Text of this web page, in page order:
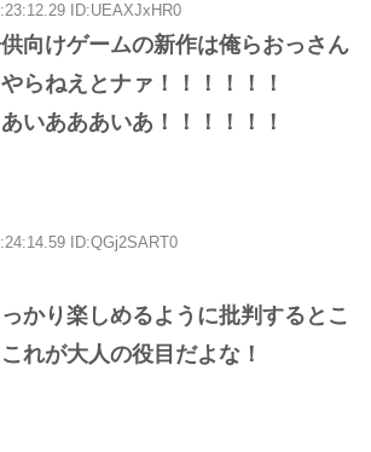
ID:UEAXJxHR0
向けゲームの新作は俺らおっさん
らねえとナァ！！！！！！
いあああいあ！！！！！！
ID:QGj2SART0
かり楽しめるように批判するとこ
れが大人の役目だよな！